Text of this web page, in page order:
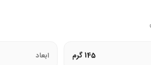
145 گرم ابعاد